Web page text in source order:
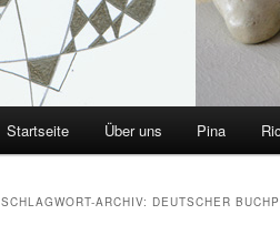
Startseite Über uns Pina
SCHLAGWORT-ARCHIV: DEUTSCHER